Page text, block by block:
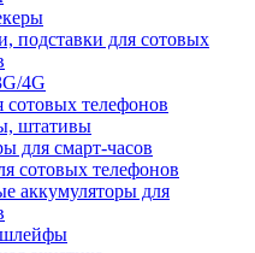
подставки для сотовых
4G
сотовых телефонов
штативы
для смарт-часов
сотовых телефонов
аккумуляторы для